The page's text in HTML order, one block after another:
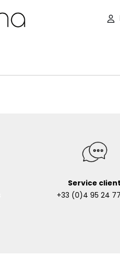
Service client
+33 (0)4 95 24